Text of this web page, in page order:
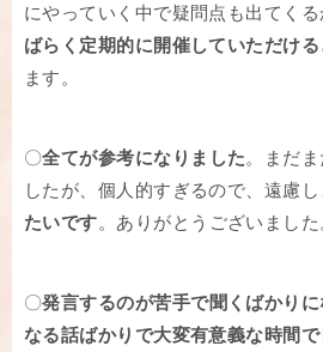
にやっていく中で疑問点も出てくる
ばらく定期的に開催していただけ
ます。
〇全てが参考になりました。まだ
したが、個人的すぎるので、遠慮し
たいです。ありがとうございました
〇発言するのが苦手で聞くばかり
なる話ばかりで大変有意義な時間で